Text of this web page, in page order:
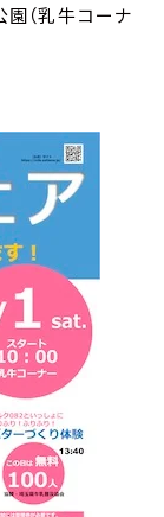
（乳牛コーナ